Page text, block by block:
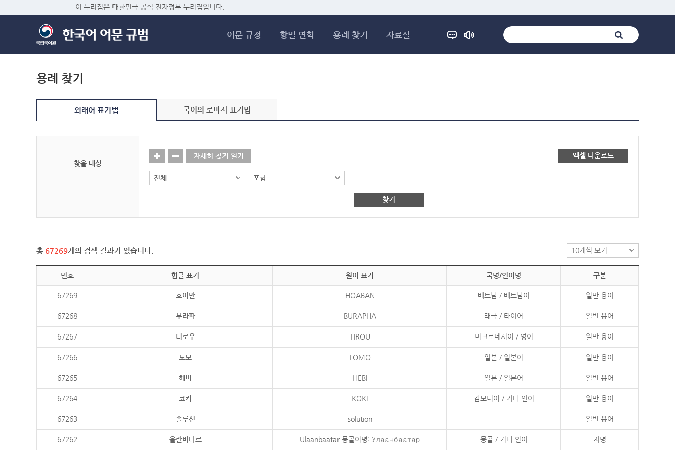
이 누리집은 대한민국 공식 전자정부 누리집입니다.
어문 규정 항별 연혁 용례 찾기 자료실
용례 찾기
외래어 표기법 국어의 로마자 표기법
찾을 대상
자세히 찾기 열기 엑셀 다운로드
찾기
총 67269개의 검색 결과가 있습니다.
번호 한글 표기 원어 표기 국명/언어명 구분
67269 호아반 HOABAN 베트남 / 베트남어 일반 용어
67268 부라파 BURAPHA 태국 / 타이어 일반 용어
67267 티로우 TIROU 미크로네시아 / 영어 일반 용어
67266 도모 TOMO 일본 / 일본어 일반 용어
67265 헤비 HEBI 일본 / 일본어 일반 용어
67264 코키 KOKI 캄보디아 / 기타 언어 일반 용어
67263 솔루션 solution 일반 용어
67262 울란바타르 Ulaanbaatar 몽골어명: Улаанбаатар 몽골 / 기타 언어 지명